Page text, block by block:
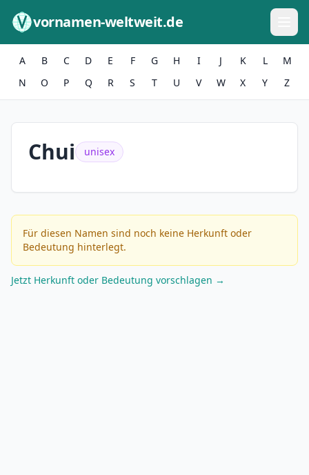
vornamen-weltweit.de
A B C D E F G H I J K L
M
N
O P Q R S T U V W X Y Z
Chui unisex
Für diesen Namen sind noch keine Herkunft oder
Bedeutung hinterlegt.
Jetzt Herkunft oder Bedeutung vorschlagen →